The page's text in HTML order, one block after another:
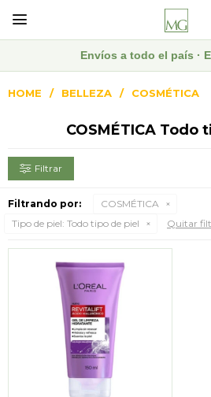

Envíos a todo el país ·
HOME BELLEZA COSMÉTICA
COSMÉTICA Todo
Filtrando por:
COSMÉTICA
Tipo de piel: Todo tipo de piel Quitar